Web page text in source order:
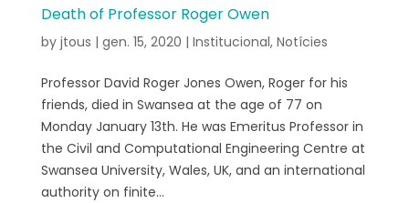
Death of Professor Roger Owen
by jtous | gen. 15, 2020 | Institucional, Notícies
Professor David Roger Jones Owen, Roger for his
friends, died in Swansea at the age of 77 on
Monday January 13th. He was Emeritus Professor in
the Civil and Computational Engineering Centre at
Swansea University, Wales, UK, and an international
authority on finite...